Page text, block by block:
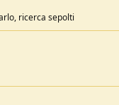
ricerca sepolti